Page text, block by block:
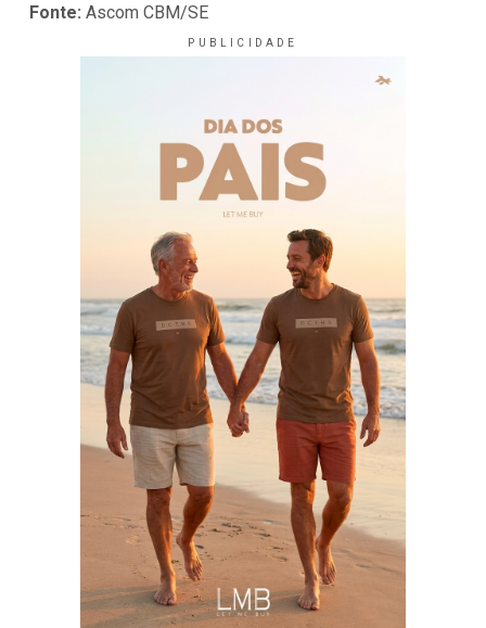
Fonte: Ascom CBM/SE